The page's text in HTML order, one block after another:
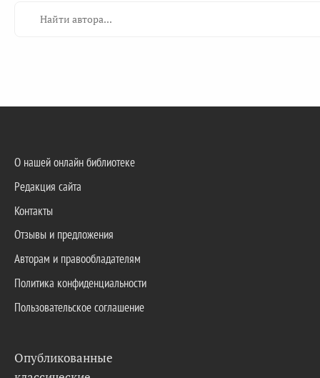
О нашей онлайн библиотеке
Редакция сайта
Контакты
Отзывы и предложения
Авторам и правообладателям
Политика конфиденциальности
Пользовательское соглашение
Опубликованные